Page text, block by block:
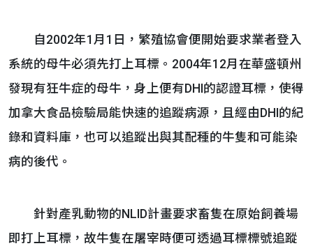
自2002年1月1日，繁殖協會便開始要求業者登入
系統的母牛必須先打上耳標。2004年12月在華盛頓州
發現有狂牛症的母牛，身上便有DHI的認證耳標，使得
加拿大食品檢驗局能快速的追蹤病源，且經由DHI的紀
錄和資料庫，也可以追蹤出與其配種的牛隻和可能染
病的後代。
針對產乳動物的NLID計畫要求畜隻在原始飼養場
即打上耳標，故牛隻在屠宰時便可透過耳標標號追蹤